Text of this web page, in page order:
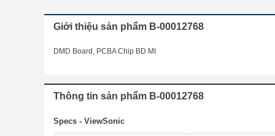
Giới thiệu sản phẩm B-00012768
DMD Board, PCBA Chip BD MI
Thông tin sản phẩm B-00012768
Specs - ViewSonic